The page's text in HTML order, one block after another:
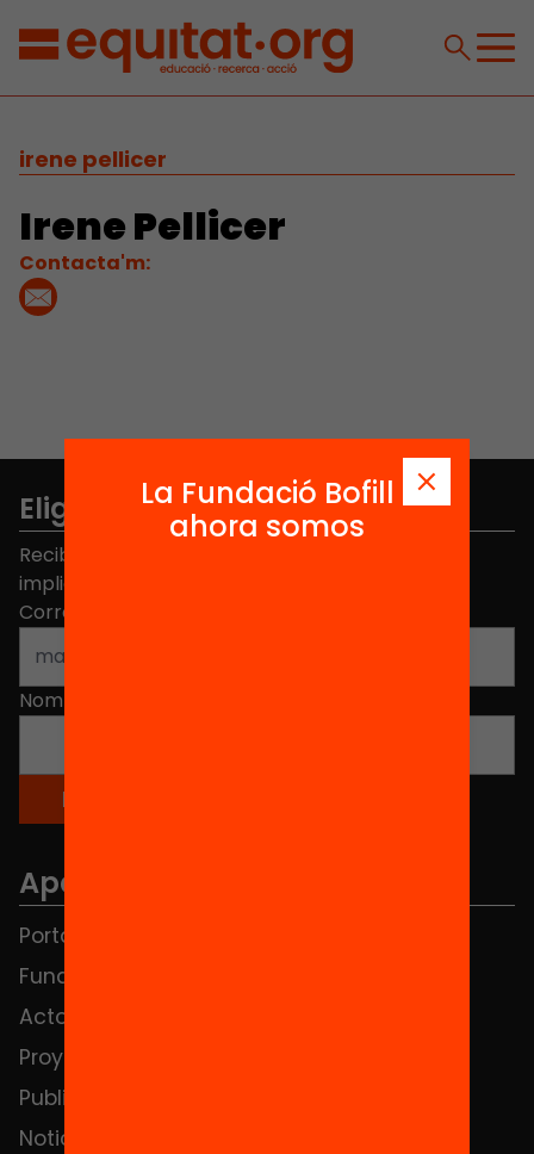
irene pellicer
Irene Pellicer
Contacta'm:
Elige equidad
Recibe contenidos, iniciativas y proyectos para
implicarte.
Correo electrónico
Nombre
Apartados
Portada
Fundación
Actos
Proyectos
Publicaciones y vídeos
Noticias
La Fundació Bofill
ahora somos